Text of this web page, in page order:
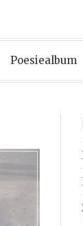
Poesiealbum